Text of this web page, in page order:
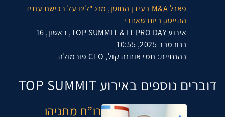
פאנל M&A בעידן החוסן, מנכ"לים על רכישת עתיד
ההייטק ביום שאחרי
אירוע TOP SUMMIT & IT PRO DAY, ראשון, 16
בנובמבר 2025, 10:55
בהנחיית: תמי אוחנה קול, CTO פורמולה
דוברים נוספים באירוע TOP SUMMIT
רו”ח מתניהו